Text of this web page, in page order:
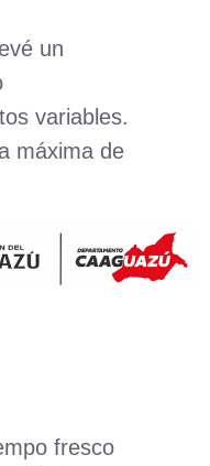
un
variables.
máxima de
fresco